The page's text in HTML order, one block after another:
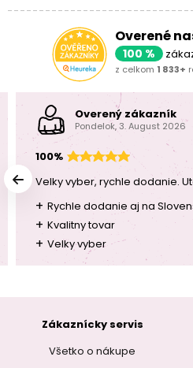
Overené
100 %
z celkom 1 833+
Overený zákazník
Pondelok, 3. August 2026
100%
Velky vyber, rychle dodanie.
+ Rychle dodanie aj na
+ Kvalitny tovar
+ Velky vyber
Zákaznícky servis
Všetko o nákupe